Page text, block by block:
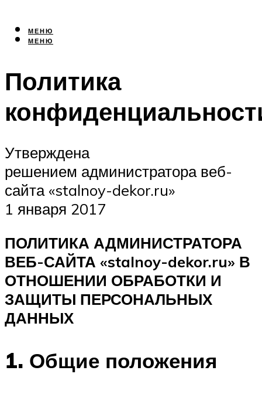
МЕНЮ
МЕНЮ
Политика
Утверждена
решением администратора веб-
сайта «stalnoy-dekor.ru»
1 января 2017
ПОЛИТИКА АДМИНИСТРАТОРА
ВЕБ-САЙТА «stalnoy-dekor.ru» В
ОТНОШЕНИИ ОБРАБОТКИ И
ЗАЩИТЫ ПЕРСОНАЛЬНЫХ
ДАННЫХ
1. Общие положения